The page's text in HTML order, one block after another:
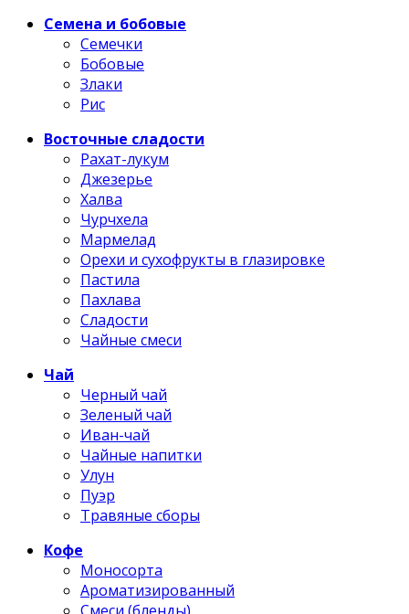
Семена и бобовые
Семечки
Бобовые
Злаки
Рис
Восточные сладости
Рахат-лукум
Джезерье
Халва
Чурчхела
Мармелад
Орехи и сухофрукты в глазировке
Пастила
Пахлава
Сладости
Чайные смеси
Чай
Черный чай
Зеленый чай
Иван-чай
Чайные напитки
Улун
Пуэр
Травяные сборы
Кофе
Моносорта
Ароматизированный